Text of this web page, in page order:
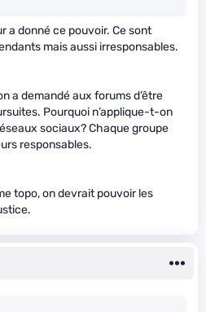
a donné ce pouvoir. Ce sont
mais aussi irresponsables.
a demandé aux forums d’être
Pourquoi n’applique-t-on
sociaux? Chaque groupe
responsables.
topo, on devrait pouvoir les